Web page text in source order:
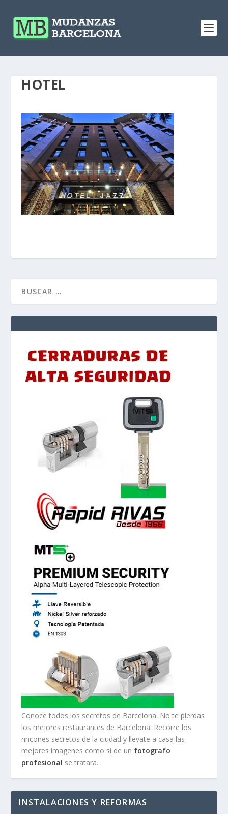
HOTEL
Conoce todos los secretos de Barcelona. No te pierdas
los mejores restaurantes de Barcelona. Recorre los
rincones secretos de la ciudad y llevate a casa las
mejores imagenes como si de un fotografo
profesional se tratara.
INSTALACIONES Y REFORMAS